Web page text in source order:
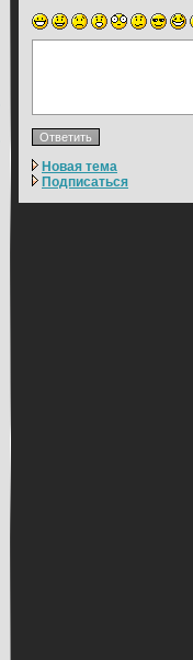
Новая тема
Подписаться